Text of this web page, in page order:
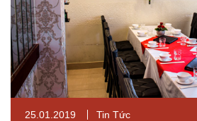
25.01.2019
Tin Tức